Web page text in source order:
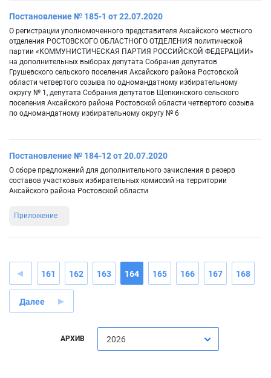
Постановление № 185-1 от 22.07.2020
О регистрации уполномоченного представителя Аксайского местного
отделения РОСТОВСКОГО ОБЛАСТНОГО ОТДЕЛЕНИЯ политической
партии «КОММУНИСТИЧЕСКАЯ ПАРТИЯ РОССИЙСКОЙ ФЕДЕРАЦИИ»
на дополнительных выборах депутата Собрания депутатов
Грушевского сельского поселения Аксайского района Ростовской
области четвертого созыва по одномандатному избирательному
округу № 1, депутата Собрания депутатов Щепкинского сельского
поселения Аксайского района Ростовской области четвертого созыва
по одномандатному избирательному округу № 6
Постановление № 184-12 от 20.07.2020
О сборе предложений для дополнительного зачисления в резерв
составов участковых избирательных комиссий на территории
Аксайского района Ростовской области
Приложение
161 162 163 164 165 166 167 168
Далее
АРХИВ 2026